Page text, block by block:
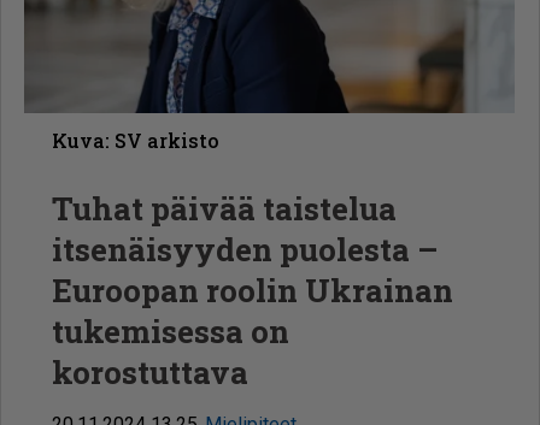
Kuva: SV arkisto
Tuhat päivää taistelua
itsenäisyyden puolesta –
Euroopan roolin Ukrainan
tukemisessa on
korostuttava